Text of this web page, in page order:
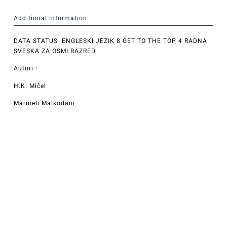
Additional Information
DATA STATUS ENGLESKI JEZIK 8 GET TO THE TOP 4 RADNA
SVESKA ZA OSMI RAZRED
Autori :
H.K. Mičel
Marineli Malkođani